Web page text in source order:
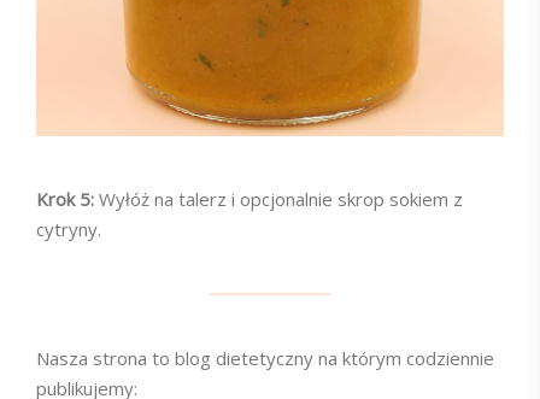
Krok 5: Wyłóż na talerz i opcjonalnie skrop sokiem z
cytryny.
Nasza strona to blog dietetyczny na którym codziennie
publikujemy: